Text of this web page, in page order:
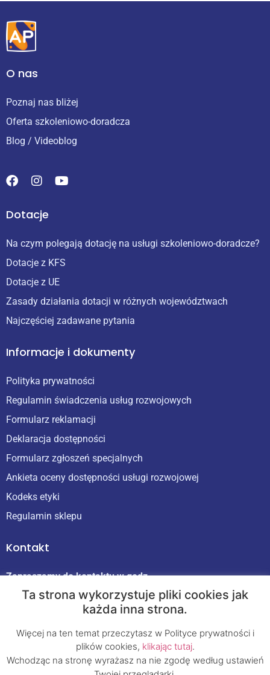
O nas
Poznaj nas bliżej
Oferta szkoleniowo-doradcza
Blog / Videoblog
Dotacje
Na czym polegają dotację na usługi szkoleniowo-doradcze?
Dotacje z KFS
Dotacje z UE
Zasady działania dotacji w różnych województwach
Najczęściej zadawane pytania
Informacje i dokumenty
Polityka prywatności
Regulamin świadczenia usług rozwojowych
Formularz reklamacji
Deklaracja dostępności
Formularz zgłoszeń specjalnych
Ankieta oceny dostępności usługi rozwojowej
Kodeks etyki
Regulamin sklepu
Kontakt
Zapraszamy do kontaktu w godz.
9:00 - 17:00 od poniedziałku do piątku
NIP 687-18-28-314
+48 693 875 253
kontakt@flow-szkolenia24.pl
Ta strona wykorzystuje pliki cookies jak
każda inna strona.
Więcej na ten temat przeczytasz w Polityce prywatności i
plików cookies, klikając tutaj.
Wchodząc na stronę wyrażasz na nie zgodę według ustawień